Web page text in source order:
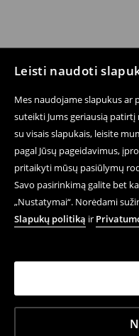
Leisti naudoti
Mes naudojame slapukus ar
suteikti Jums geriausią
su visais slapukais, leisite
pagal Jūsų pageidavimus,
pritaikyti mūsų pasiūlymų
Savo pasirinkimą galite bet
„Nustatymai“. Norėdami
Slapukų politiką ir